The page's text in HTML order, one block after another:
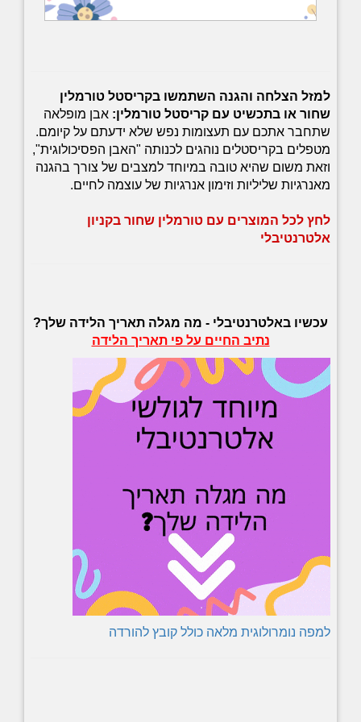
למזל הצלחה והגנה השתמשו בקריסטל טורמלין
שחור או בתכשיט עם קריסטל טורמלין: אבן מופלאה
שתחבר אתכם עם תעצומות נפש שלא ידעתם על קיומם.
מטפלים בקריסטלים נוהגים לכנותה "האבן הפסיכולוגית",
וזאת משום שהיא טובה במיוחד למצבים של צורך בהגנה
מאנרגיות שליליות וזימון אנרגיות של עוצמה לחיים.
לחץ לכל המוצרים עם טורמלין שחור בקניון
אלטרנטיבלי
עכשיו באלטרנטיבלי - מה מגלה תאריך הלידה שלך?
נתיב החיים על פי תאריך הלידה
למפה נומרולוגית מלאה כולל קובץ להורדה